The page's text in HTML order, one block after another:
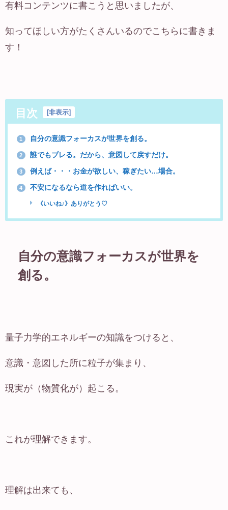
有料コンテンツに書こうと思いましたが、
知ってほしい方がたくさんいるのでこちらに書きま
す！
目次 [非表示]
1 自分の意識フォーカスが世界を創る。
2 誰でもブレる。だから、意図して戻すだけ。
3 例えば・・・お金が欲しい、稼ぎたい…場合。
4 不安になるなら道を作ればいい。
《いいね♪》ありがとう♡
自分の意識フォーカスが世界を
創る。
量子力学的エネルギーの知識をつけると、
意識・意図した所に粒子が集まり、
現実が（物質化が）起こる。
これが理解できます。
理解は出来ても、